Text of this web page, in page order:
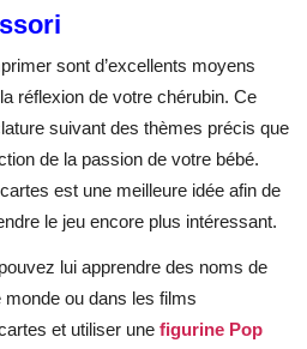
sont d’excellents moyens
réflexion de votre chérubin. Ce
suivant des thèmes précis que
de la passion de votre bébé.
est une meilleure idée afin de
le jeu encore plus intéressant.
lui apprendre des noms de
ou dans les films
et utiliser une figurine Pop